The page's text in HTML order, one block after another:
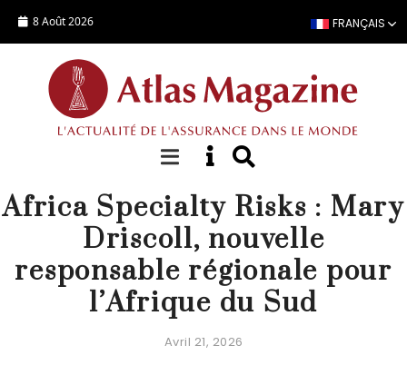
8 Août 2026 FRANÇAIS
ACTUALITÉ
Africa Specialty Risks : Mary
Driscoll, nouvelle
responsable régionale pour
l’Afrique du Sud
Avril 21, 2026